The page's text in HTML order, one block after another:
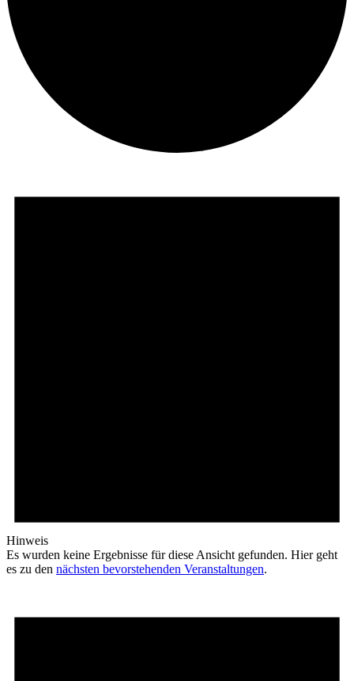
Hinweis
Es wurden keine Ergebnisse für diese Ansicht gefunden. Hier geht
es zu den nächsten bevorstehenden Veranstaltungen.